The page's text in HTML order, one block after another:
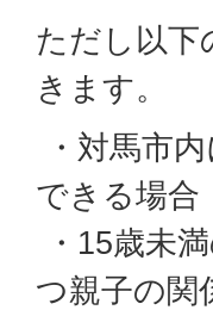
ただし以下
きます。
・対馬市
できる場合
・15歳未
つ親子の関